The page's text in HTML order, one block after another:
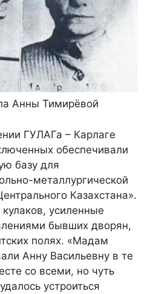
Анны Тимирёвой
ГУЛАГа – Карлаге
обеспечивали
базу для
металлургической
Казахстана».
усиленные
бывших дворян,
полях. «Мадам
Анну Васильевну в те
со всеми, но чуть
устроиться